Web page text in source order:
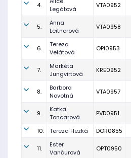
4.
Legátová
VTA0952
5.
Anna
Leitnerová
VTA0958
6.
Tereza
Velátová
OPI0953
7.
Markéta
Jungvirtová
KRE0952
8.
Barbora
Novotná
VTA0957
9.
Katka
Toncarová
PVD0951
10. Tereza Hezká DOR0855
11.
Ester
Vančurová
OPT0950